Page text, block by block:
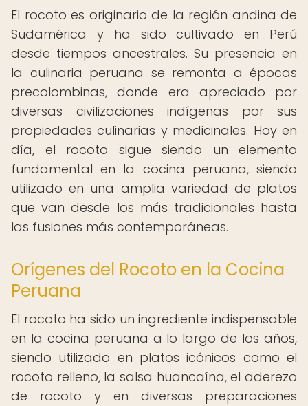
El rocoto es originario de la región andina de
Sudamérica y ha sido cultivado en Perú
desde tiempos ancestrales. Su presencia en
la culinaria peruana se remonta a épocas
precolombinas, donde era apreciado por
diversas civilizaciones indígenas por sus
propiedades culinarias y medicinales. Hoy en
día, el rocoto sigue siendo un elemento
fundamental en la cocina peruana, siendo
utilizado en una amplia variedad de platos
que van desde los más tradicionales hasta
las fusiones más contemporáneas.
Orígenes del Rocoto en la Cocina
Peruana
El rocoto ha sido un ingrediente indispensable
en la cocina peruana a lo largo de los años,
siendo utilizado en platos icónicos como el
rocoto relleno, la salsa huancaína, el aderezo
de rocoto y en diversas preparaciones